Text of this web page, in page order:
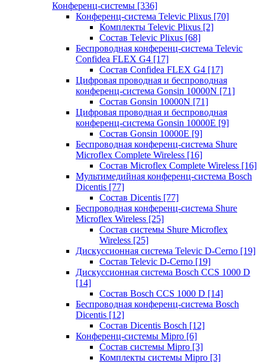
Конференц-системы [336]
Конференц-система Televic Plixus [70]
Комплекты Televic Plixus [2]
Состав Televic Plixus [68]
Беспроводная конференц-система Televic
Confidea FLEX G4 [17]
Состав Confidea FLEX G4 [17]
Цифровая проводная и беспроводная
конференц-система Gonsin 10000N [71]
Состав Gonsin 10000N [71]
Цифровая проводная и беспроводная
конференц-система Gonsin 10000E [9]
Состав Gonsin 10000E [9]
Беспроводная конференц-система Shure
Microflex Complete Wireless [16]
Состав Microflex Complete Wireless [16]
Мультимедийная конференц-система Bosch
Dicentis [77]
Состав Dicentis [77]
Беспроводная конференц-система Shure
Microflex Wireless [25]
Состав системы Shure Microflex
Wireless [25]
Дискуссионная система Televic D-Cerno [19]
Состав Televic D-Cerno [19]
Дискуссионная система Bosch CCS 1000 D
[14]
Состав Bosch CCS 1000 D [14]
Беспроводная конференц-система Bosch
Dicentis [12]
Состав Dicentis Bosch [12]
Конференц-системы Mipro [6]
Состав системы Mipro [3]
Комплекты системы Mipro [3]